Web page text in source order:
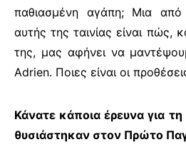
παθιασμένη αγάπη; Μια από
αυτής της ταινίας είναι
της, μας αφήνει να
Adrien. Ποιες είναι οι
Κάνατε κάποια έρευνα για
θυσιάστηκαν στον Πρώτο